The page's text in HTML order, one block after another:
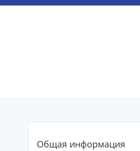
Общая информация